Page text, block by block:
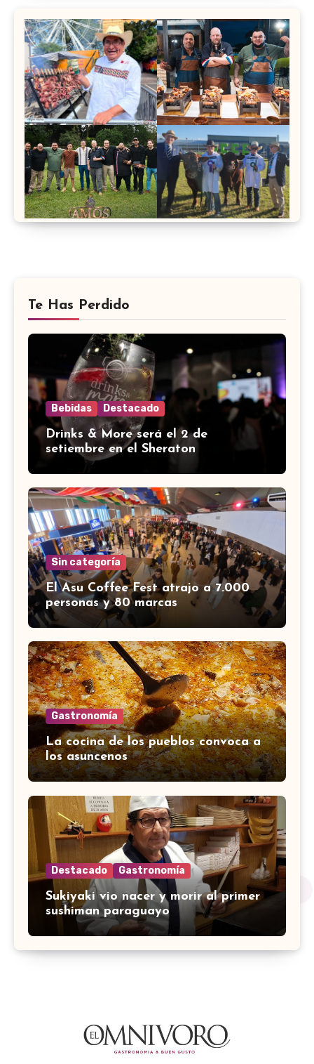
Te Has Perdido
Bebidas Destacado
Drinks & More será el 2 de
setiembre en el Sheraton
Sin categoría
El Asu Coffee Fest atrajo a 7.000
personas y 80 marcas
Gastronomía
La cocina de los pueblos convoca a
los asuncenos
Destacado Gastronomía
Sukiyaki vio nacer y morir al primer
sushiman paraguayo